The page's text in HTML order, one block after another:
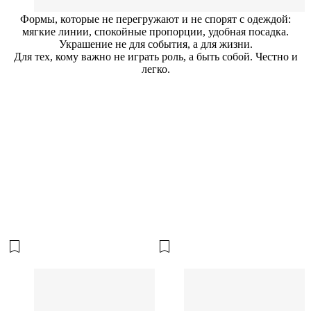
Формы, которые не перегружают и не спорят с одеждой:
мягкие линии, спокойные пропорции, удобная посадка.
Украшение не для события, а для жизни.
Для тех, кому важно не играть роль, а быть собой. Честно и
легко.